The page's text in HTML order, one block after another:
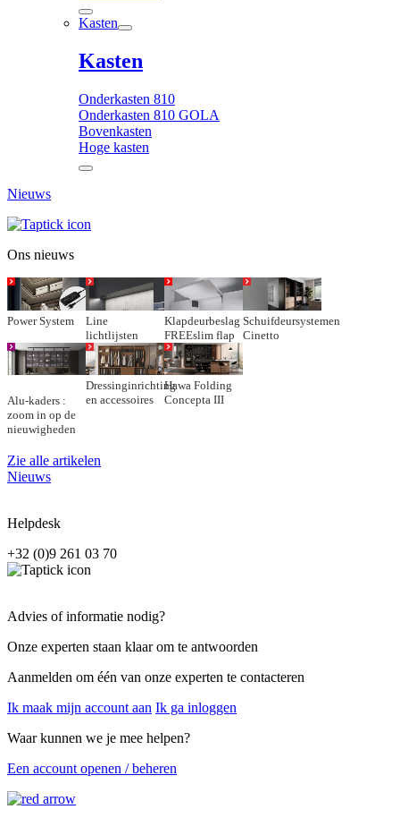
Kasten
Kasten
Onderkasten 810
Onderkasten 810 GOLA
Bovenkasten
Hoge kasten
Nieuws
Ons nieuws
Power System
Line
lichtlijsten
Klapdeurbeslag
FREEslim flap
Schuifdeursystemen
Cinetto
Alu-kaders :
zoom in op de
nieuwigheden
Dressinginrichting
en accessoires
Hawa Folding
Concepta III
Zie alle artikelen
Nieuws
Helpdesk
+32 (0)9 261 03 70
Advies of informatie nodig?
Onze experten staan klaar om te antwoorden
Aanmelden om één van onze experten te contacteren
Ik maak mijn account aan Ik ga inloggen
Waar kunnen we je mee helpen?
Een account openen / beheren